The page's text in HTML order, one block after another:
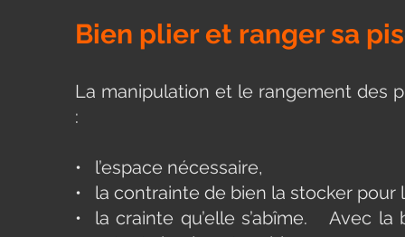
Bien plier et ranger sa
La manipulation et le rangement des
:
• l’espace nécessaire,
• la contrainte de bien la stocker
• la crainte qu’elle s’abîme. Avec